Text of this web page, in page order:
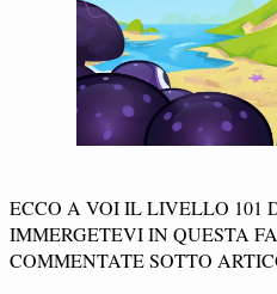
ECCO A VOI IL LIVELLO 101
IMMERGETEVI IN QUESTA
COMMENTATE SOTTO